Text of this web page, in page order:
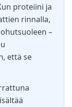
proteiini ja
rinnalla,
–
että se